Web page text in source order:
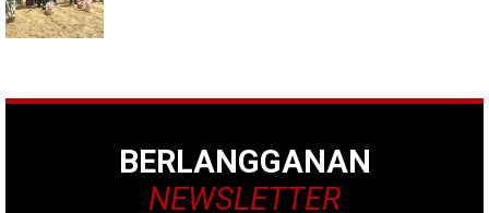
BERLANGGANAN
NEWSLETTER